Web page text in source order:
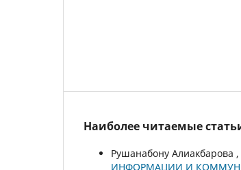
Наиболее читаемые
Рушанабону Алиакбарова ,
ИНФОРМАЦИИ И